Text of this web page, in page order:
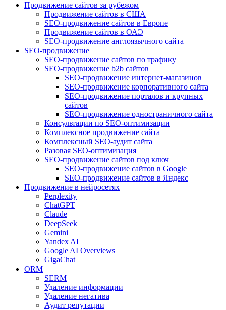
Продвижение сайтов за рубежом
Продвижение сайтов в США
SEO-продвижение сайтов в Европе
Продвижение сайтов в ОАЭ
SEO-продвижение англоязычного сайта
SEO-продвижение
SEO-продвижение сайтов по трафику
SEO-продвижение b2b сайтов
SEO-продвижение интернет-магазинов
SEO-продвижение корпоративного сайта
SEO-продвижение порталов и крупных
сайтов
SEO-продвижение одностраничного сайта
Консультации по SEO-оптимизации
Комплексное продвижение сайта
Комплексный SEO-аудит сайта
Разовая SEO-оптимизация
SEO-продвижение сайтов под ключ
SEO-продвижение сайтов в Google
SEO-продвижение сайтов в Яндекс
Продвижение в нейросетях
Perplexity
ChatGPT
Claude
DeepSeek
Gemini
Yandex AI
Google AI Overviews
GigaChat
ORM
SERM
Удаление информации
Удаление негатива
Аудит репутации